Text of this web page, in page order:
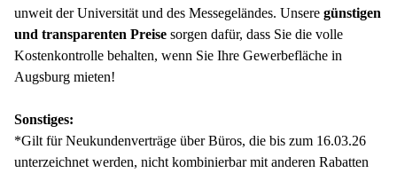
unweit der Universität und des Messegeländes. Unsere günstigen
und transparenten Preise sorgen dafür, dass Sie die volle
Kostenkontrolle behalten, wenn Sie Ihre Gewerbefläche in
Augsburg mieten!
Sonstiges:
*Gilt für Neukundenverträge über Büros, die bis zum 16.03.26
unterzeichnet werden, nicht kombinierbar mit anderen Rabatten